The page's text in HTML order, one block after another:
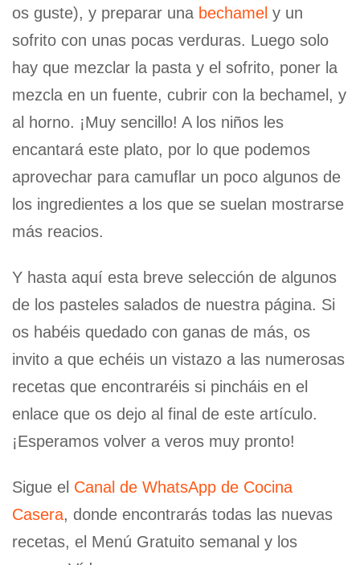
os guste), y preparar una bechamel y un
sofrito con unas pocas verduras. Luego solo
hay que mezclar la pasta y el sofrito, poner la
mezcla en un fuente, cubrir con la bechamel, y
al horno. ¡Muy sencillo! A los niños les
encantará este plato, por lo que podemos
aprovechar para camuflar un poco algunos de
los ingredientes a los que se suelan mostrarse
más reacios.
Y hasta aquí esta breve selección de algunos
de los pasteles salados de nuestra página. Si
os habéis quedado con ganas de más, os
invito a que echéis un vistazo a las numerosas
recetas que encontraréis si pincháis en el
enlace que os dejo al final de este artículo.
¡Esperamos volver a veros muy pronto!
Sigue el Canal de WhatsApp de Cocina
Casera, donde encontrarás todas las nuevas
recetas, el Menú Gratuito semanal y los